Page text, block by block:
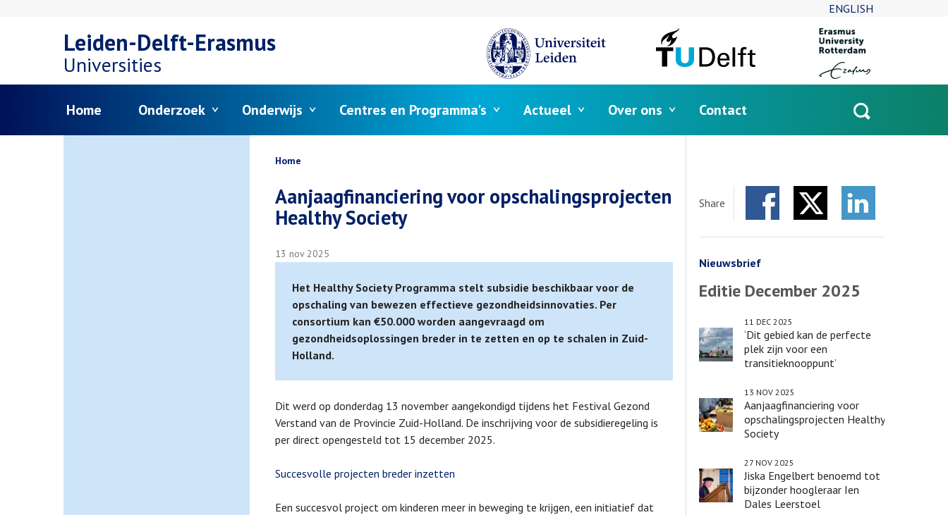
naar
ENGLISH
Leiden-Delft-Erasmus
Universities
Home Onderzoek Onderwijs Centres en Programma's Actueel Over ons Contact
Kruimelpad
Home
Aanjaagfinanciering voor opschalingsprojecten
Healthy Society
13 nov 2025
Het Healthy Society Programma stelt subsidie beschikbaar voor de
opschaling van bewezen effectieve gezondheidsinnovaties. Per
consortium kan €50.000 worden aangevraagd om
gezondheidsoplossingen breder in te zetten en op te schalen in Zuid-
Holland.
Dit werd op donderdag 13 november aangekondigd tijdens het Festival Gezond
Verstand van de Provincie Zuid-Holland. De inschrijving voor de subsidieregeling is
per direct opengesteld tot 15 december 2025.
Succesvolle projecten breder inzetten
Een succesvol project om kinderen meer in beweging te krijgen, een initiatief dat
Share
Nieuwsbrief
Editie December 2025
‘Dit gebied kan de perfecte
plek zijn voor een
transitieknooppunt’
11 DEC 2025
Aanjaagfinanciering voor
opschalingsprojecten Healthy
Society
13 NOV 2025
Jiska Engelbert benoemd tot
bijzonder hoogleraar Ien
Dales Leerstoel
27 NOV 2025